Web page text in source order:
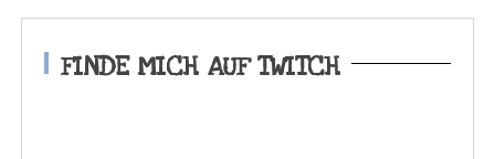
FINDE MICH AUF TWITCH